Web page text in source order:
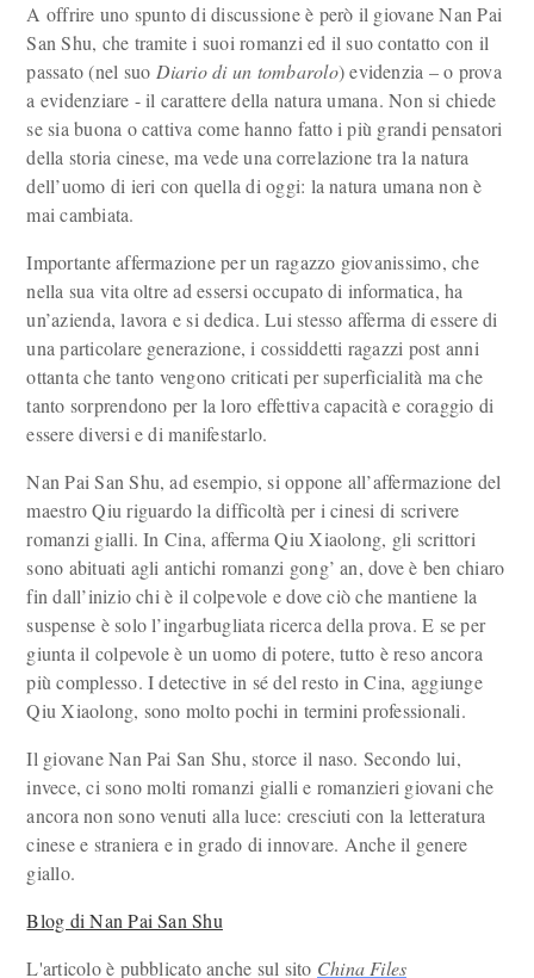
A offrire uno spunto di discussione è però il giovane Nan Pai
San Shu, che tramite i suoi romanzi ed il suo contatto con il
passato (nel suo Diario di un tombarolo) evidenzia – o prova
a evidenziare - il carattere della natura umana. Non si chiede
se sia buona o cattiva come hanno fatto i più grandi pensatori
della storia cinese, ma vede una correlazione tra la natura
dell’uomo di ieri con quella di oggi: la natura umana non è
mai cambiata.
Importante affermazione per un ragazzo giovanissimo, che
nella sua vita oltre ad essersi occupato di informatica, ha
un’azienda, lavora e si dedica. Lui stesso afferma di essere di
una particolare generazione, i cossiddetti ragazzi post anni
ottanta che tanto vengono criticati per superficialità ma che
tanto sorprendono per la loro effettiva capacità e coraggio di
essere diversi e di manifestarlo.
Nan Pai San Shu, ad esempio, si oppone all’affermazione del
maestro Qiu riguardo la difficoltà per i cinesi di scrivere
romanzi gialli. In Cina, afferma Qiu Xiaolong, gli scrittori
sono abituati agli antichi romanzi gong’ an, dove è ben chiaro
fin dall’inizio chi è il colpevole e dove ciò che mantiene la
suspense è solo l’ingarbugliata ricerca della prova. E se per
giunta il colpevole è un uomo di potere, tutto è reso ancora
più complesso. I detective in sé del resto in Cina, aggiunge
Qiu Xiaolong, sono molto pochi in termini professionali.
Il giovane Nan Pai San Shu, storce il naso. Secondo lui,
invece, ci sono molti romanzi gialli e romanzieri giovani che
ancora non sono venuti alla luce: cresciuti con la letteratura
cinese e straniera e in grado di innovare. Anche il genere
giallo.
Blog di Nan Pai San Shu
L'articolo è pubblicato anche sul sito China Files